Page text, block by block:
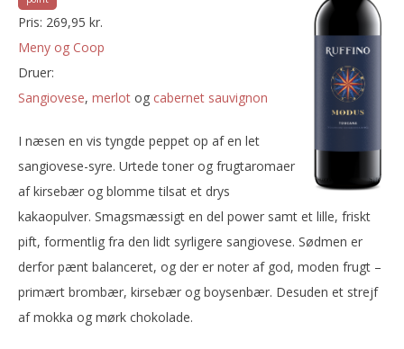
Pris: 269,95 kr.
Meny og Coop
Druer:
sangiovese, merlot og cabernet sauvignon
I næsen en vis tyngde peppet op af en let
sangiovese-syre. Urtede toner og frugtaromaer
af kirsebær og blomme tilsat et drys
kakaopulver. Smagsmæssigt en del power samt et lille, friskt
pift, formentlig fra den lidt syrligere sangiovese. Sødmen er
derfor pænt balanceret, og der er noter af god, moden frugt –
primært brombær, kirsebær og boysenbær. Desuden et strejf
af mokka og mørk chokolade.